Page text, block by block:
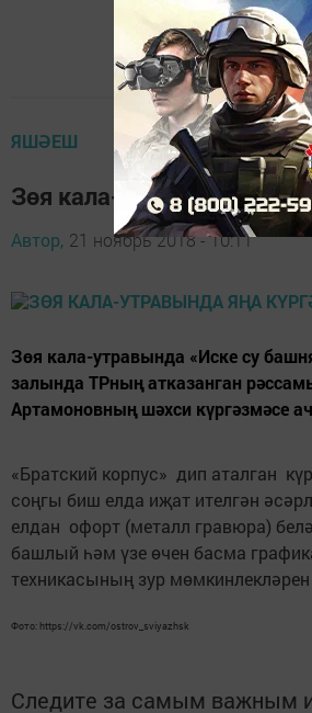
ЯШӘЕШ
Зөя кала-утравында яңа
Автор, 21 ноябрь 2018 - 10:11
Зөя кала-утравында «Иске су
залында ТРның атказанган
Артамоновның шәхси күргәзмәсе
«Братский корпус» дип аталган
соңгы биш елда иҗат ителгән
елдан офорт (металл гравюра)
башлый һәм үзе өчен басма
техникасының зур мөмкинлекләрен
Фото: https://vk.com/ostrov_sviyazhsk
Следите за самым важным